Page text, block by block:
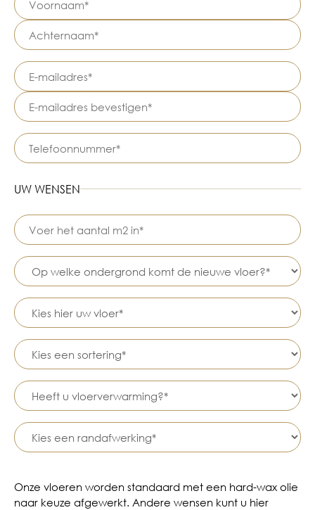
UW WENSEN
Onze vloeren worden standaard met een hard-wax olie
naar keuze afgewerkt. Andere wensen kunt u hier